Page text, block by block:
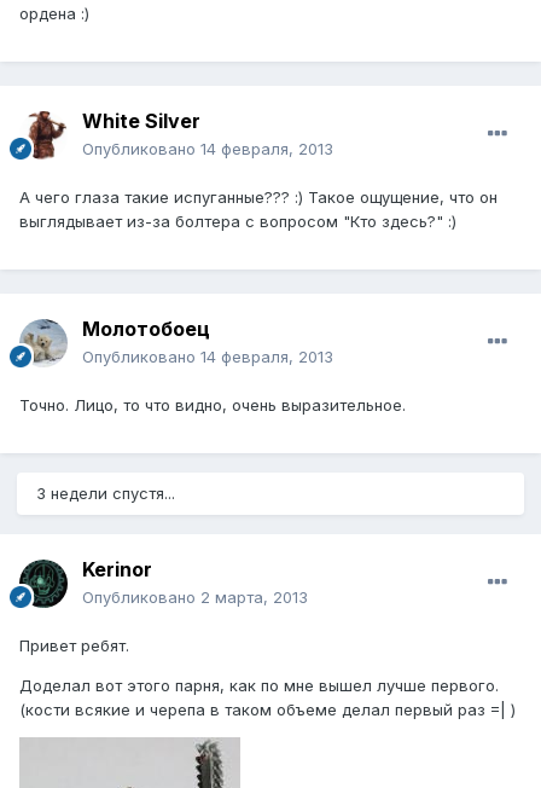
ордена :)
White Silver
Опубликовано 14 февраля, 2013
А чего глаза такие испуганные??? :) Такое ощущение, что он
выглядывает из-за болтера с вопросом "Кто здесь?" :)
Молотобоец
Опубликовано 14 февраля, 2013
Точно. Лицо, то что видно, очень выразительное.
3 недели спустя...
Kerinor
Опубликовано 2 марта, 2013
Привет ребят.
Доделал вот этого парня, как по мне вышел лучше первого.
(кости всякие и черепа в таком объеме делал первый раз =| )